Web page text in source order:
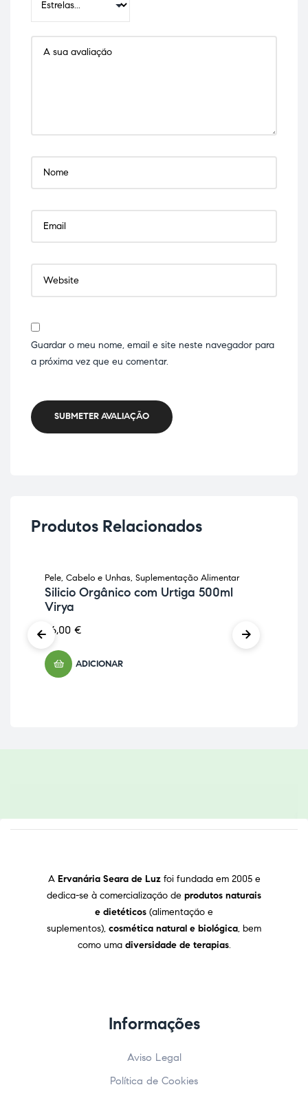
Guardar o meu nome, email e site neste navegador para
a próxima vez que eu comentar.
SUBMETER AVALIAÇÃO
Produtos Relacionados
ON BACKORDER
Pele, Cabelo e Unhas, Suplementação Alimentar
Silicio Orgânico com Urtiga 500ml
Virya
26,00 €
ADICIONAR
A Ervanária Seara de Luz foi fundada em 2005 e
dedica-se à comercialização de produtos naturais
e dietéticos (alimentação e
suplementos), cosmética natural e biológica, bem
como uma diversidade de terapias.
Informações
Aviso Legal
Política de Cookies